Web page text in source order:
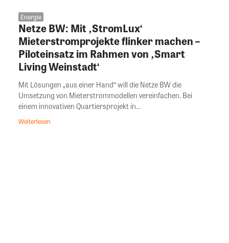
Energie
Netze BW: Mit ‚StromLux‘
Mieterstromprojekte flinker machen –
Piloteinsatz im Rahmen von ‚Smart
Living Weinstadt‘
Mit Lösungen „aus einer Hand“ will die Netze BW die
Umsetzung von Mieterstrommodellen vereinfachen. Bei
einem innovativen Quartiersprojekt in...
Weiterlesen